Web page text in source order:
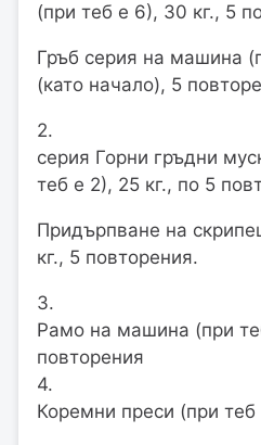
(при теб е 6), 30 кг., 5
Гръб серия на машина
(като начало), 5
2.
серия Горни гръдни
теб е 2), 25 кг., по 5
Придърпване на
кг., 5 повторения.
3.
Рамо на машина (при
повторения
4.
Коремни преси (при